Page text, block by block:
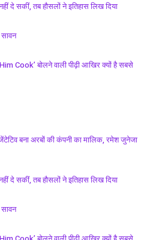
दे सकीं, तब हौसलों ने इतिहास लिख दिया
Cook’ बोलने वाली पीढ़ी आखिर क्यों है सबसे
बना अरबों की कंपनी का मालिक, रमेश जुनेजा
दे सकीं, तब हौसलों ने इतिहास लिख दिया